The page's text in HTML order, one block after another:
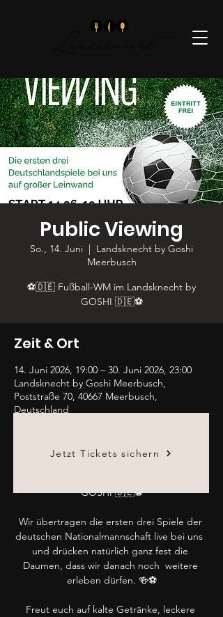
Public Viewing
So., 14. Juni
  |
Landsknecht by Goshi
Meerbusch
⚽🇩🇪 Fußball-WM im Landsknecht by
GOSHI 🇩🇪⚽
Zeit & Ort
14. Juni 2026, 19:00 – 30. Juni 2026, 23:00
Landsknecht by Goshi Meerbusch,
Poststraße 70, 40667 Meerbusch,
Deutschland
Über die Veranstaltung
GOSHI 🇩🇪⚽
Wir übertragen die ersten drei Spiele der
deutschen Nationalmannschaft live bei uns
und drücken natürlich ganz fest die
Daumen, dass wir danach noch  weitere
erleben dürfen. 🍻⚽
Freut euch auf kalte Getränke, leckere
Jetzt Tickets sichern